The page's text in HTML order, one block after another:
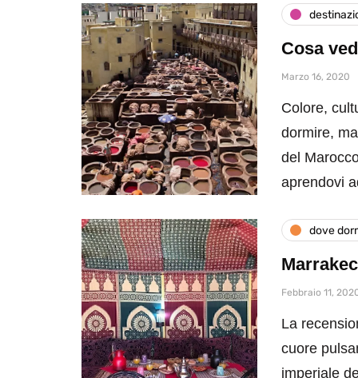
Cosa
Marzo 16, 2020
Colore,
dormire,
del
aprendovi
dove
Febbraio 11,
La
cuore
imperiale